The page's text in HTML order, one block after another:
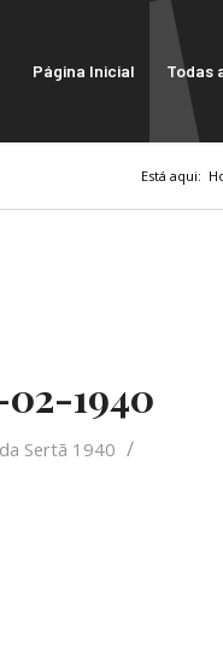
Página Inicial Todas
Está aqui:
02-1940
Sertã 1940 /